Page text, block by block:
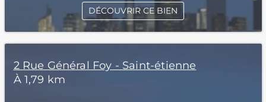
DÉCOUVRIR CE BIEN
2 Rue Général Foy - Saint-étienne
À 1,79 km